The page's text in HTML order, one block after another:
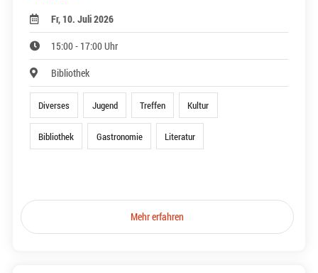
Fr, 10. Juli 2026
15:00 - 17:00 Uhr
Bibliothek
Diverses Jugend Treffen Kultur
Bibliothek Gastronomie Literatur
Mehr erfahren